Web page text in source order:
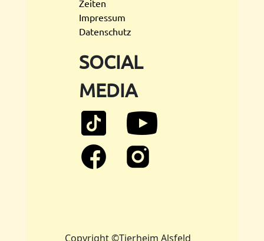
Zeiten
Impressum
Datenschutz
SOCIAL
MEDIA
Copyright ©Tierheim Alsfeld